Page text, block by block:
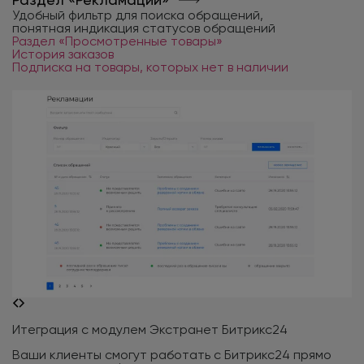
Удобный фильтр для поиска обращений,
понятная индикация статусов обращений
Раздел «Просмотренные товары»
История заказов
Подписка на товары, которых нет в наличии
Итеграция с модулем Экстранет Битрикс24
Ваши клиенты смогут работать с Битрикс24 прямо